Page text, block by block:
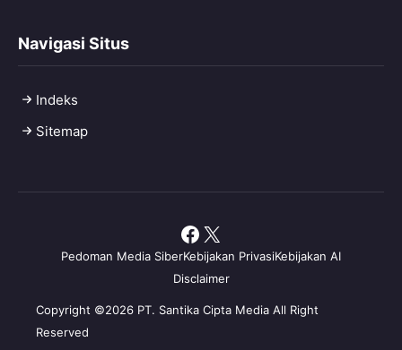
Navigasi Situs
Indeks
Sitemap
Copyright ©2026 PT. Santika Cipta Media All Right
Reserved
Pedoman Media SiberKebijakan PrivasiKebijakan AI
Disclaimer
Facebook
X